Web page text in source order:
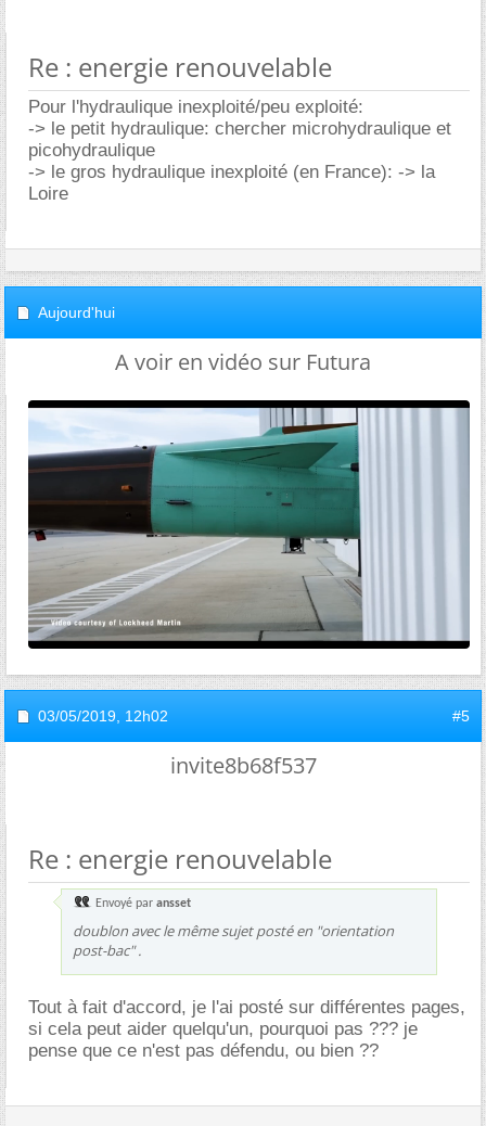
Re : energie renouvelable
Pour l'hydraulique inexploité/peu exploité:
-> le petit hydraulique: chercher microhydraulique et
picohydraulique
-> le gros hydraulique inexploité (en France): -> la
Loire
Aujourd'hui
A voir en vidéo sur Futura
03/05/2019, 12h02 #5
invite8b68f537
Re : energie renouvelable
Envoyé par ansset
doublon avec le même sujet posté en "orientation
post-bac" .
Tout à fait d'accord, je l'ai posté sur différentes pages,
si cela peut aider quelqu'un, pourquoi pas ??? je
pense que ce n'est pas défendu, ou bien ??